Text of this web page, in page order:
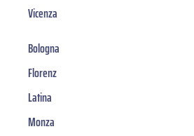
Vicenza
Bologna
Florenz
Latina
Monza